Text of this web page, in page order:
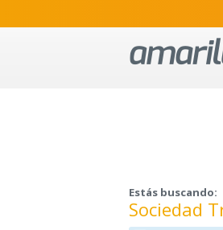
Estás buscando:
Sociedad